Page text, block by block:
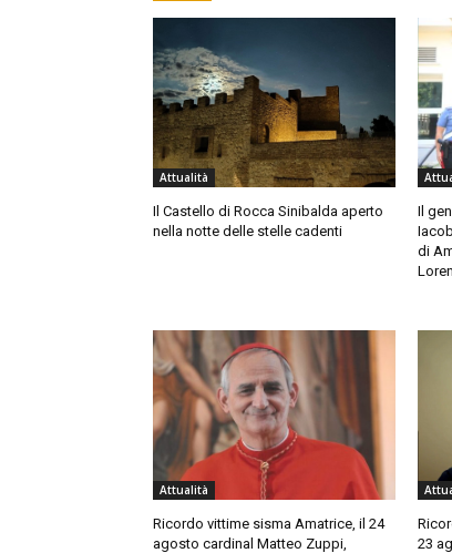
Attualità
Il Castello di Rocca Sinibalda aperto
nella notte delle stelle cadenti
Il
di
Attualità
Ricordo vittime sisma Amatrice, il 24
agosto cardinal Matteo Zuppi,
23